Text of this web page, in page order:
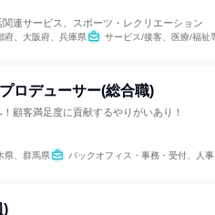
連サービス、スポーツ・レクリエーション
府、大阪府、兵庫県 サービス/接客、医療/福祉
ロデューサー(総合職)
顧客満足度に貢献するやりがいあり！
県、群馬県 バックオフィス・事務・受付、人
)